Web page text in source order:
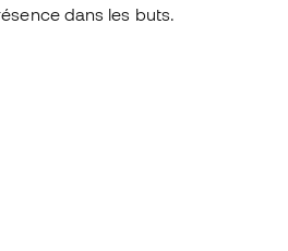
dans les buts.